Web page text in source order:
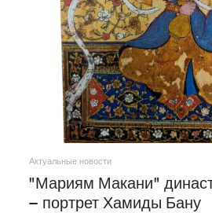
Актуальные новости
"Мариям Макани"
– портрет Хамиды Бану